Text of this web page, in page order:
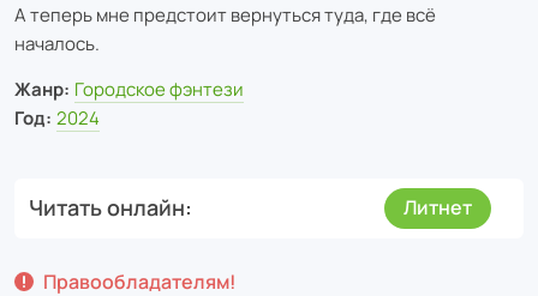
А теперь мне предстоит вернуться туда, где всё
началось.
Жанр: Городское фэнтези
Год: 2024
Читать онлайн Литнет
Правообладателям!